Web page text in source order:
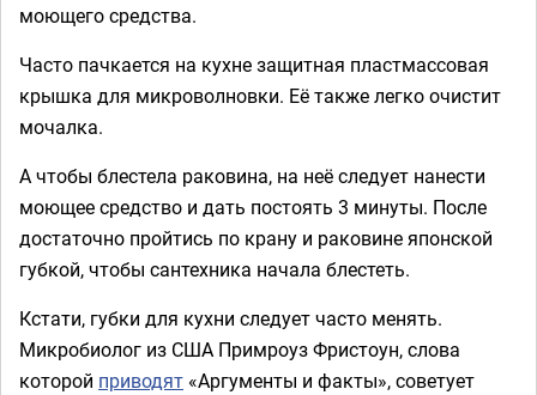
моющего средства.
Часто пачкается на кухне защитная пластмассовая
крышка для микроволновки. Её также легко очистит
мочалка.
А чтобы блестела раковина, на неё следует нанести
моющее средство и дать постоять 3 минуты. После
достаточно пройтись по крану и раковине японской
губкой, чтобы сантехника начала блестеть.
Кстати, губки для кухни следует часто менять.
Микробиолог из США Примроуз Фристоун, слова
которой приводят «Аргументы и факты», советует